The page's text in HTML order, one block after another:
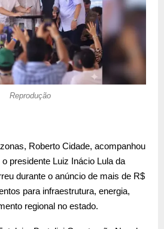
Reprodução
Roberto Cidade, acompanhou
presidente Luiz Inácio Lula da
durante o anúncio de mais de R$
para infraestrutura, energia,
regional no estado.